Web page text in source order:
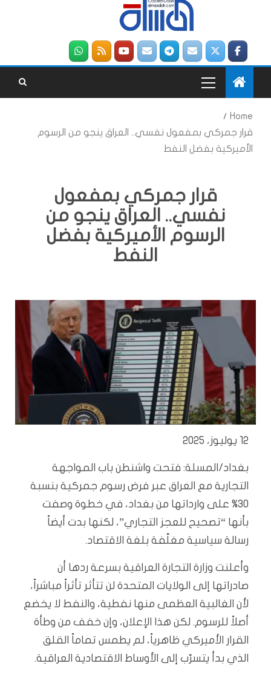
Home
قرار جمركي بمفعول نفسي.. العراق ينجو من الرسوم
الأميركية بفضل النفط
قرار جمركي بمفعول
نفسي.. العراق ينجو من
الرسوم الأميركية بفضل
النفط
12 يوليوز، 2025
بغداد/المسلة: فتحت واشنطن باب المواجهة
التجارية مع العراق عبر فرض رسوم جمركية بنسبة
30% على وارداتها من بغداد، في خطوة وصفت
بأنها “تصحيح للعجز التجاري”، لكنها بدت أيضاً
رسالة سياسية مغلّفة بلغة الاقتصاد.
وأعلنت وزارة التجارة العراقية بسرعة ردها أن
صادراتها إلى الولايات المتحدة لن تتأثر تأثراً مباشراً،
لأن الغالبية العظمى منها نفطية، والنفط لا يخضع
أصلاً للرسوم. لكن هذا الإعلان، وإن خفف من وطأة
القرار الأميركي ظاهرياً، لم يطمس تماماً القلق
الذي بدأ يتسرّب إلى الأوساط الاقتصادية العراقية.